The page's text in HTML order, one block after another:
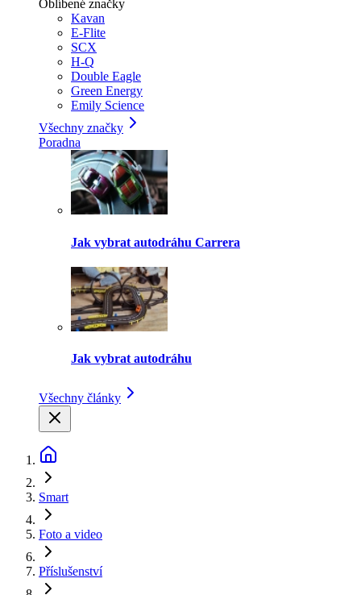
Oblíbené značky
Kavan
E-Flite
SCX
H-Q
Double Eagle
Green Energy
Emily Science
Všechny značky
Poradna
Jak vybrat autodráhu Carrera
Jak vybrat autodráhu
Všechny články
Smart
Foto a video
Příslušenství